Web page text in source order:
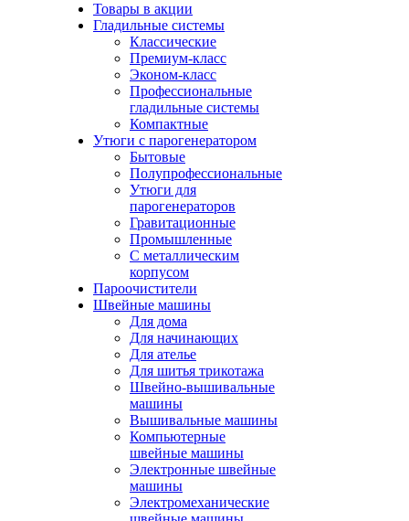
Товары в акции
Гладильные системы
Классические
Премиум-класс
Эконом-класс
Профессиональные
гладильные системы
Компактные
Утюги с парогенератором
Бытовые
Полупрофессиональные
Утюги для
парогенераторов
Гравитационные
Промышленные
С металлическим
корпусом
Пароочистители
Швейные машины
Для дома
Для начинающих
Для ателье
Для шитья трикотажа
Швейно-вышивальные
машины
Вышивальные машины
Компьютерные
швейные машины
Электронные швейные
машины
Электромеханические